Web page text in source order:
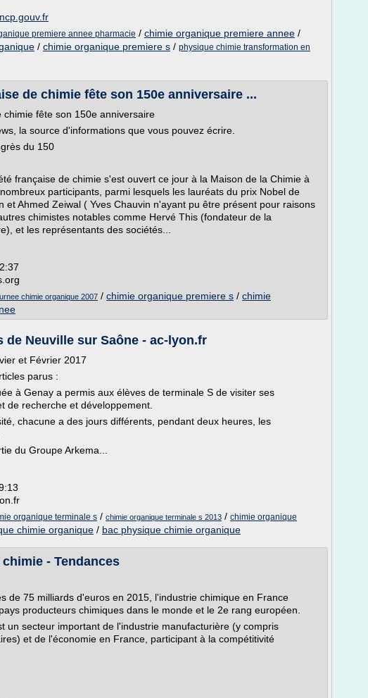
premiere annee pharmacie / chimie organique premiere annee /
/ chimie organique premiere s / physique chimie transformation en
de chimie fête son 150e anniversaire ...
chimie fête son 150e anniversaire
la source d'informations que vous pouvez écrire.
du 150
française de chimie s'est ouvert ce jour à la Maison de la Chimie à
participants, parmi lesquels les lauréats du prix Nobel de
et Ahmed Zeiwal ( Yves Chauvin n'ayant pu être présent pour raisons
chimistes notables comme Hervé This (fondateur de la
et les représentants des sociétés...
chimie organique 2007 / chimie organique premiere s / chimie
de Neuville sur Saône - ac-lyon.fr
et Février 2017
parus :
à Genay a permis aux élèves de terminale S de visiter ses
de recherche et développement.
chacune a des jours différents, pendant deux heures, les
du Groupe Arkema...
organique terminale s / chimie organique terminale s 2013 / chimie organique
chimie organique / bac physique chimie organique
- Tendances
de 75 milliards d'euros en 2015, l'industrie chimique en France
producteurs chimiques dans le monde et le 2e rang européen.
un secteur important de l'industrie manufacturière (y compris
et de l'économie en France, participant à la compétitivité